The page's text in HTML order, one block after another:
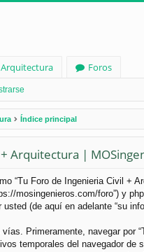
Arquitectura
Foros
Índice principal
Arquitectura |
“Tu Foro de Ingenieria Civil +
mosingenieros.com/foro”) y
(de aquí en adelante “su
Primeramente, navegar por
temporales del navegador de